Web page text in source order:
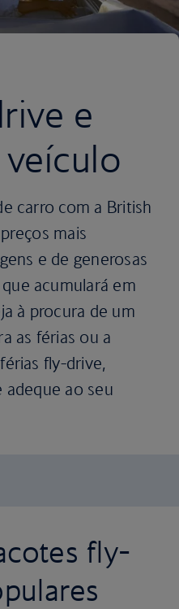
e
carro com a British
mais
e de generosas
acumulará em
à procura de um
as férias ou a
fly-drive,
ao seu
fly-